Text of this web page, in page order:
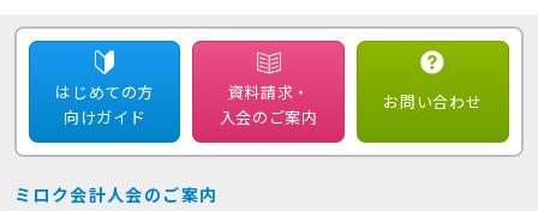
はじめての方
向けガイド
資料請求・
入会のご案内
お問い合わせ
ミロク会計人会のご案内